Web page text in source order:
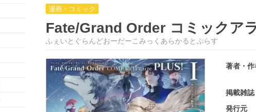
漫画・コミック
Fate/Grand Order コミックア
ふぇいとぐらんどおーだーこみっくあらかるとぷらす
著者・作
掲載雑誌
発行元